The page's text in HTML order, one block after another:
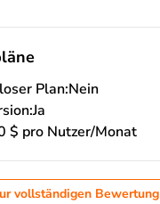
Plan:Nein
Ja
$ pro Nutzer/Monat
vollständigen Bewertung